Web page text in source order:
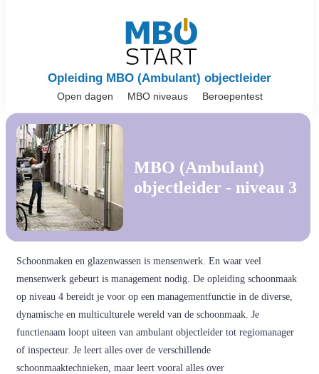
Opleiding MBO (Ambulant) objectleider
Open dagen MBO niveaus Beroepentest
MBO (Ambulant)
objectleider - niveau 3
Schoonmaken en glazenwassen is mensenwerk. En waar veel
mensenwerk gebeurt is management nodig. De opleiding schoonmaak
op niveau 4 bereidt je voor op een managementfunctie in de diverse,
dynamische en multiculturele wereld van de schoonmaak. Je
functienaam loopt uiteen van ambulant objectleider tot regiomanager
of inspecteur. Je leert alles over de verschillende
schoonmaaktechnieken, maar leert vooral alles over